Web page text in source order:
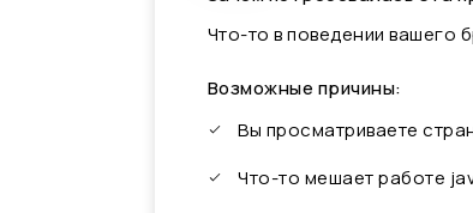
Что-то в поведении вашего
Возможные причины:
Вы просматриваете
Что-то мешает работе